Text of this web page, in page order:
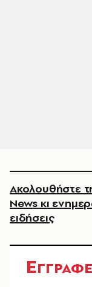
Ακολουθήστε
News κι
ειδήσεις
Ε